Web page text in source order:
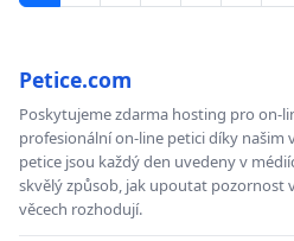
Petice.com
Poskytujeme zdarma hosting pro on-
profesionální on-line petici díky našim
petice jsou každý den uvedeny v
skvělý způsob, jak upoutat pozornost
věcech rozhodují.